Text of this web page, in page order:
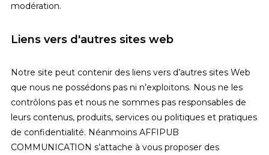
modération.
Liens vers d'autres sites web
Notre site peut contenir des liens vers d’autres sites Web
que nous ne possédons pas ni n’exploitons. Nous ne les
contrôlons pas et nous ne sommes pas responsables de
leurs contenus, produits, services ou politiques et pratiques
de confidentialité. Néanmoins AFFIPUB
COMMUNICATION s’attache à vous proposer des